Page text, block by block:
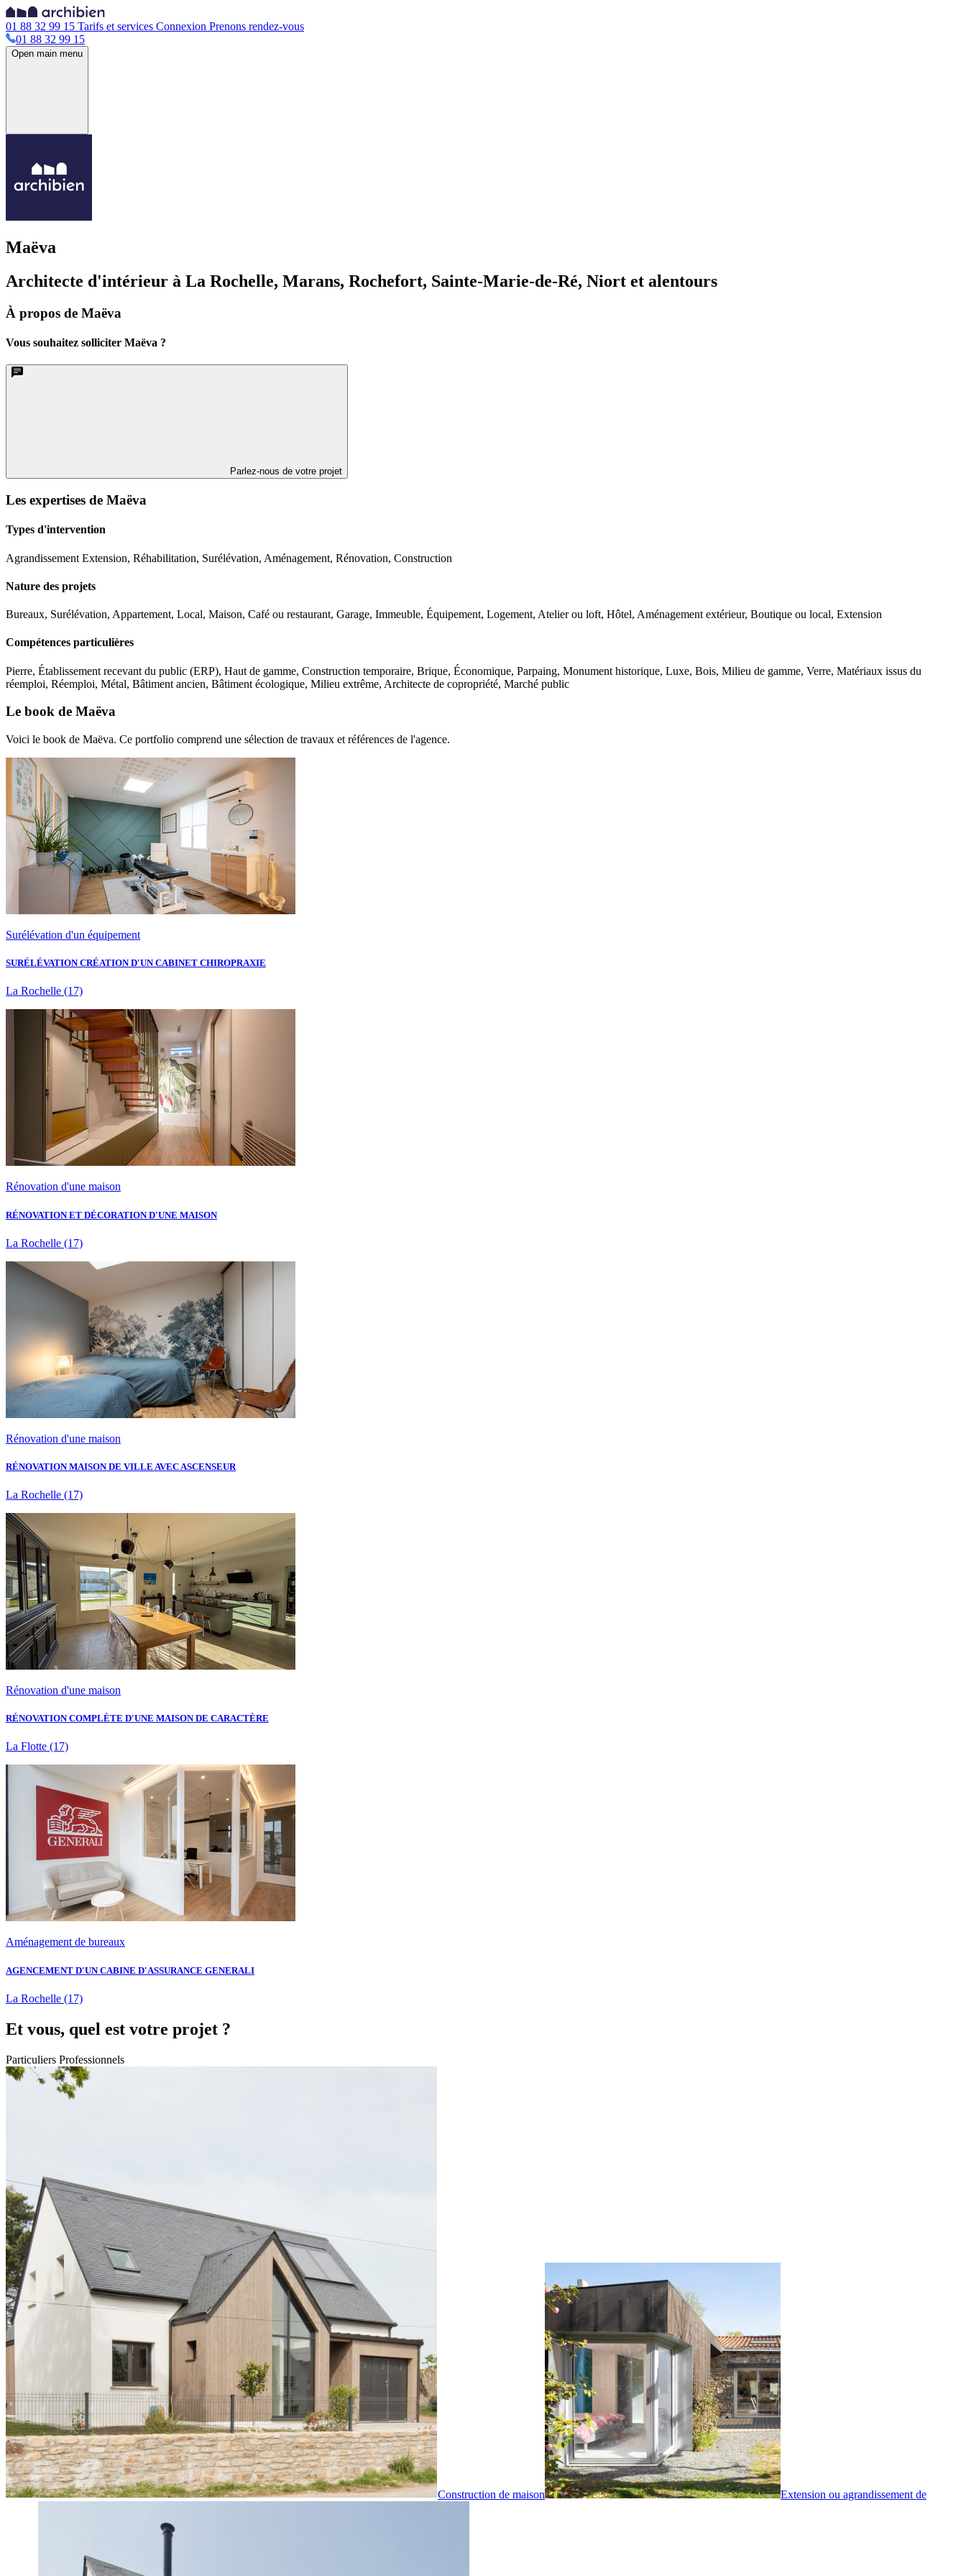
01 88 32 99 15 Tarifs et services Connexion Prenons rendez-vous
01 88 32 99 15
Open main menu
Maëva
Architecte d'intérieur à La Rochelle, Marans, Rochefort, Sainte-Marie-de-Ré, Niort et alentours
À propos de Maëva
Vous souhaitez solliciter Maëva ?
Parlez-nous de votre projet
Les expertises de Maëva
Types d'intervention
Agrandissement Extension, Réhabilitation, Surélévation, Aménagement, Rénovation, Construction
Nature des projets
Bureaux, Surélévation, Appartement, Local, Maison, Café ou restaurant, Garage, Immeuble, Équipement, Logement, Atelier ou loft, Hôtel, Aménagement extérieur, Boutique ou local, Extension
Compétences particulières
Pierre, Établissement recevant du public (ERP), Haut de gamme, Construction temporaire, Brique, Économique, Parpaing, Monument historique, Luxe, Bois, Milieu de gamme, Verre, Matériaux issus du
réemploi, Réemploi, Métal, Bâtiment ancien, Bâtiment écologique, Milieu extrême, Architecte de copropriété, Marché public
Le book de Maëva
Voici le book de Maëva. Ce portfolio comprend une sélection de travaux et références de l'agence.
Surélévation d'un équipement
SURÉLÉVATION CRÉATION D'UN CABINET CHIROPRAXIE
La Rochelle (17)
Rénovation d'une maison
RÉNOVATION ET DÉCORATION D'UNE MAISON
La Rochelle (17)
Rénovation d'une maison
RÉNOVATION MAISON DE VILLE AVEC ASCENSEUR
La Rochelle (17)
Rénovation d'une maison
RÉNOVATION COMPLÈTE D'UNE MAISON DE CARACTÈRE
La Flotte (17)
Aménagement de bureaux
AGENCEMENT D'UN CABINE D'ASSURANCE GENERALI
La Rochelle (17)
Et vous, quel est votre projet ?
Particuliers Professionnels
Construction de maison Extension ou agrandissement de